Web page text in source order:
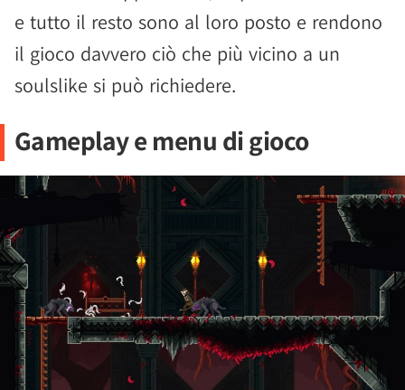
e tutto il resto sono al loro posto e rendono
il gioco davvero ciò che più vicino a un
soulslike si può richiedere.
Gameplay e menu di gioco